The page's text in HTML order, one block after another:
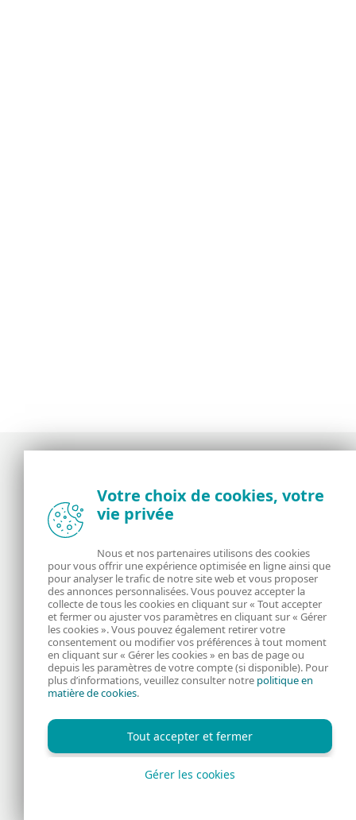
Actualités, opinions et astuces de la
communauté de sécurité d’ESET
ESET
RSS Feed Gérer les cookies
Informations juridiques Nous rejoindre
Politique de
confidentialité
Votre choix de cookies, votre
vie privée
Nous et nos partenaires utilisons des cookies
pour vous offrir une expérience optimisée en ligne ainsi que
pour analyser le trafic de notre site web et vous proposer
des annonces personnalisées. Vous pouvez accepter la
collecte de tous les cookies en cliquant sur « Tout accepter
et fermer ou ajuster vos paramètres en cliquant sur « Gérer
les cookies ». Vous pouvez également retirer votre
consentement ou modifier vos préférences à tout moment
en cliquant sur « Gérer les cookies » en bas de page ou
depuis les paramètres de votre compte (si disponible). Pour
plus d’informations, veuillez consulter notre politique en
matière de cookies.
Tout accepter et fermer
Gérer les cookies